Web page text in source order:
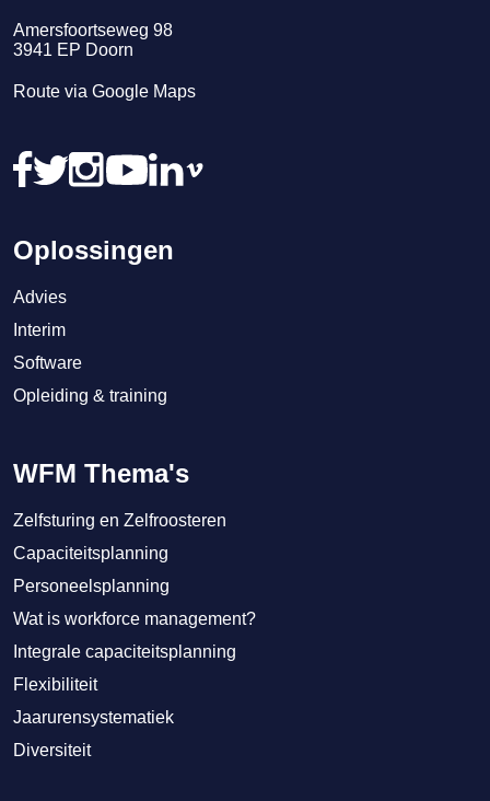
Amersfoortseweg 98
3941 EP Doorn
Route via Google Maps
Oplossingen
Advies
Interim
Software
Opleiding & training
WFM Thema's
Zelfsturing en Zelfroosteren
Capaciteitsplanning
Personeelsplanning
Wat is workforce management?
Integrale capaciteitsplanning
Flexibiliteit
Jaarurensystematiek
Diversiteit